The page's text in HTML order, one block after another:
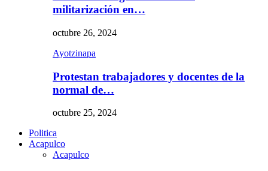
militarización en…
octubre 26, 2024
Ayotzinapa
Protestan trabajadores y docentes de la
normal de…
octubre 25, 2024
Politica
Acapulco
Acapulco